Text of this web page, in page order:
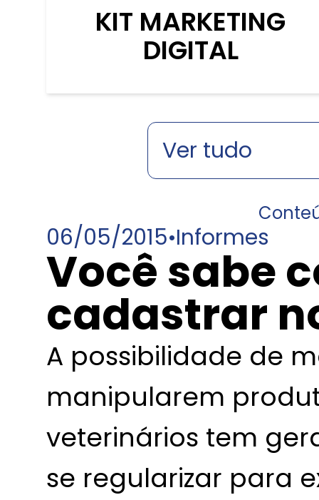
KIT MARKETING
DIGITAL
06/05/2015•Informes
Você sabe
cadastrar
A possibilidade de
manipularem
veterinários tem
se regularizar para